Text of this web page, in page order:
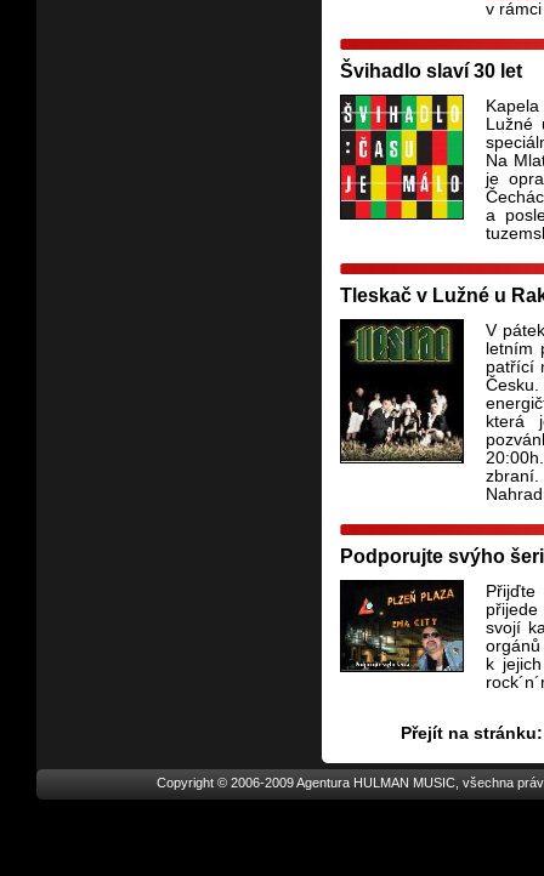
v
Švihadlo slaví 30 let
Lužné
Na
je
a
Tleskač v Lužné u
V
letním
patřící
která
Podporujte svýho
přijede
svojí
k
Přejít na
Copyright © 2006-2009 Agentura HULMAN MUSIC, všechna